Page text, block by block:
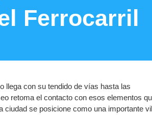
Ferrocarril
llega con su tendido de vías hasta las
retoma el contacto con esos elementos
ciudad se posicione como una importante